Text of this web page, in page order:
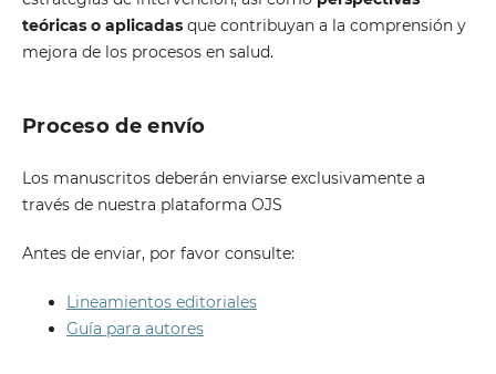
teóricas o aplicadasque contribuyan a la comprensión y
mejora de los procesos en salud.
Proceso de envío
Los manuscritos deberán enviarse exclusivamente a
través de nuestra plataforma OJS
Antes de enviar, por favor consulte:
Lineamientos editoriales
Guía para autores